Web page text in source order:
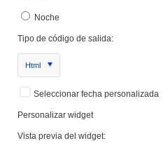
Noche
Tipo de código de salida:
Html
Seleccionar fecha personalizada
Personalizar widget
Vista previa del widget: